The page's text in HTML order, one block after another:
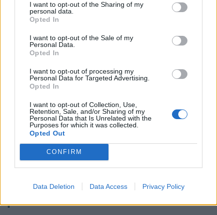
I want to opt-out of the Sharing of my
personal data.
Opted In
I want to opt-out of the Sale of my
Personal Data.
Opted In
I want to opt-out of processing my
Personal Data for Targeted Advertising.
Opted In
I want to opt-out of Collection, Use,
Retention, Sale, and/or Sharing of my
Personal Data that Is Unrelated with the
Purposes for which it was collected.
Opted Out
CONFIRM
Data Deletion Data Access Privacy Policy
Mladim so na voljo opremljeni prostori
za kvalitetno druženje in igro. Poleg
tedenskih tematskih delavnic
(športno-rekreativnih, sprostitvenih, glasbenih,
filmskih, kuharskih,…), organiziramo vodene
terenske ekskurzije, izlete, večdnevne tabore,
tečaje, zanimiva predavanja, skupnostne akcije in
razvijamo prostovoljno delo.
Prost vstop
10. 5 . - 30. 6. 2019